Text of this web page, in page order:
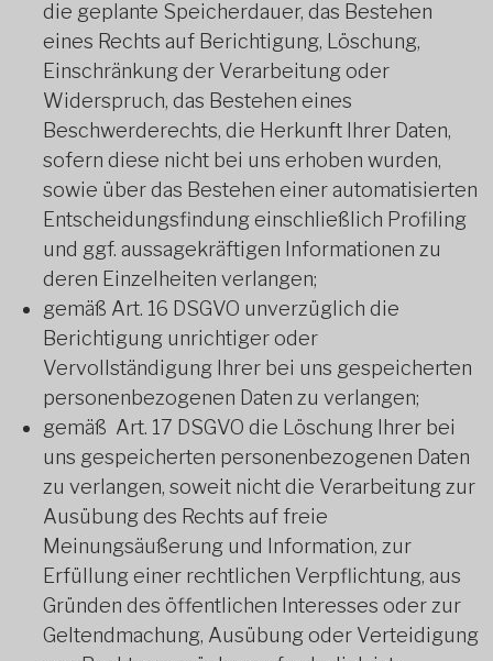
die geplante Speicherdauer, das Bestehen
eines Rechts auf Berichtigung, Löschung,
Einschränkung der Verarbeitung oder
Widerspruch, das Bestehen eines
Beschwerderechts, die Herkunft Ihrer Daten,
sofern diese nicht bei uns erhoben wurden,
sowie über das Bestehen einer automatisierten
Entscheidungsfindung einschließlich Profiling
und ggf. aussagekräftigen Informationen zu
deren Einzelheiten verlangen;
gemäß Art. 16 DSGVO unverzüglich die
Berichtigung unrichtiger oder
Vervollständigung Ihrer bei uns gespeicherten
personenbezogenen Daten zu verlangen;
gemäß Art. 17 DSGVO die Löschung Ihrer bei
uns gespeicherten personenbezogenen Daten
zu verlangen, soweit nicht die Verarbeitung zur
Ausübung des Rechts auf freie
Meinungsäußerung und Information, zur
Erfüllung einer rechtlichen Verpflichtung, aus
Gründen des öffentlichen Interesses oder zur
Geltendmachung, Ausübung oder Verteidigung